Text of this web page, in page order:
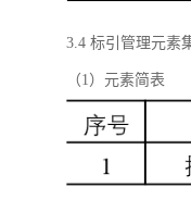
3.4 标引管理元素
（1）元素简表